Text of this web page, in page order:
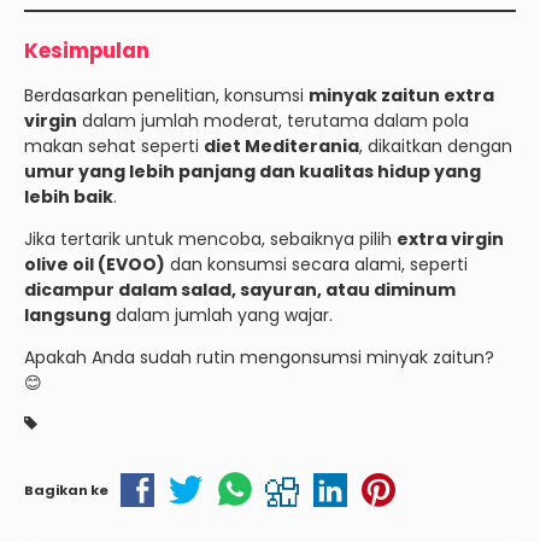
Kesimpulan
Berdasarkan penelitian, konsumsi minyak zaitun extra
virgin dalam jumlah moderat, terutama dalam pola
makan sehat seperti diet Mediterania, dikaitkan dengan
umur yang lebih panjang dan kualitas hidup yang
lebih baik.
Jika tertarik untuk mencoba, sebaiknya pilih extra virgin
olive oil (EVOO) dan konsumsi secara alami, seperti
dicampur dalam salad, sayuran, atau diminum
langsung dalam jumlah yang wajar.
Apakah Anda sudah rutin mengonsumsi minyak zaitun?
😊
Bagikan ke